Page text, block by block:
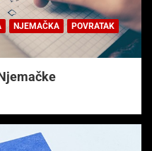
NJEMAČKA
POVRATAK